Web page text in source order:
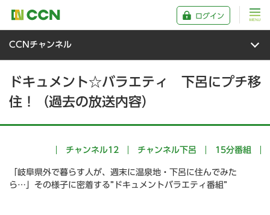
ログイン
CCNチャンネル
ドキュメント☆バラエティ 下呂にプチ移
住！（過去の放送内容）
チャンネル12 チャンネル下呂 15分番組
「岐阜県外で暮らす人が、週末に温泉地・下呂に住んでみた
ら…」その様子に密着する”ドキュメントバラエティ番組”